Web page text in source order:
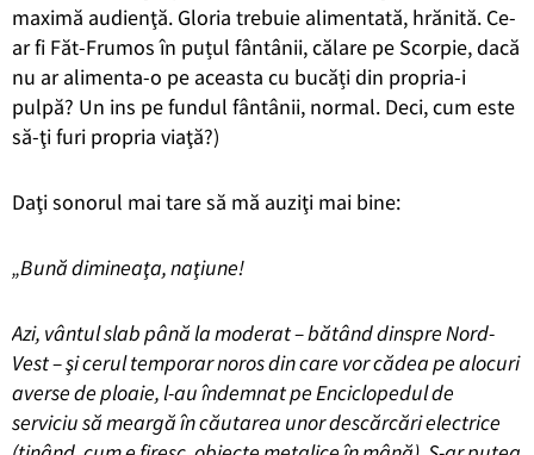
maximă audienţă. Gloria trebuie alimentată, hrănită. Ce-
ar fi Făt-Frumos în puțul fântânii, călare pe Scorpie, dacă
nu ar alimenta-o pe aceasta cu bucăți din propria-i
pulpă? Un ins pe fundul fântânii, normal. Deci, cum este
să-ţi furi propria viaţă?)
Daţi sonorul mai tare să mă auziţi mai bine:
„Bună dimineaţa, naţiune!
Azi, vântul slab până la moderat – bătând dinspre Nord-
Vest – şi cerul temporar noros din care vor cădea pe alocuri
averse de ploaie, l-au îndemnat pe Enciclopedul de
serviciu să meargă în căutarea unor descărcări electrice